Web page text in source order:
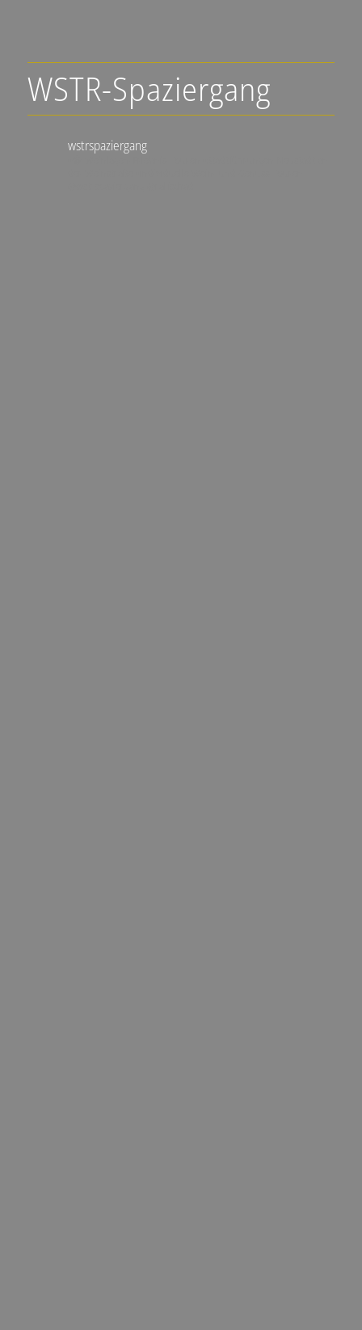
WSTR-Spaziergang
wstrspaziergang